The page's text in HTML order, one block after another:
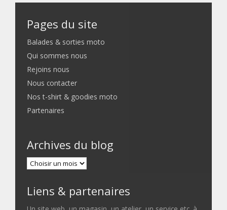
Pages du site
Balades & sorties moto
Qui sommes nous
Rejoins nous
Nous contacter
Nos t-shirt & goodies moto
Partenaires
Archives du blog
Liens & partenaires